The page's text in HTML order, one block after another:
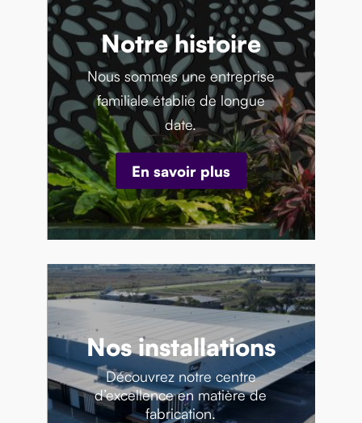
Ecrans décoratifs
Notre histoire
Nous sommes une entreprise
familiale établie de longue
date.
En savoir plus
Nos installations
Découvrez notre centre
d’excellence en matière de
fabrication.